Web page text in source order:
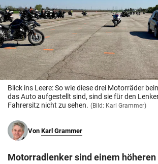
© Krone Multimedia GmbH & Co KG 2026
Muthgasse 2, 1190 Wien
Blick ins Leere: So wie diese drei Motorräder
das Auto aufgestellt sind, sind sie für den
Fahrersitz nicht zu sehen. (Bild: Karl Grammer)
Von Karl Grammer
Motorradlenker sind einem